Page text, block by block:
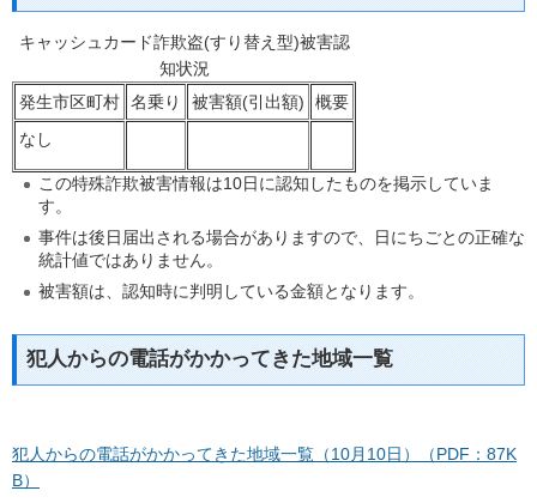
発生市区町村 名乗り 被害額(引出額)
概要
なし
キャッシュカード詐欺盗(すり替え型)被害認
知状況
この特殊詐欺被害情報は10日に認知したものを掲示していま
す。
事件は後日届出される場合がありますので、日にちごとの正確な
統計値ではありません。
被害額は、認知時に判明している金額となります。
犯人からの電話がかかってきた地域一覧
犯人からの電話がかかってきた地域一覧（10月10日）（PDF：87K
B）